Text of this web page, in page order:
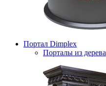
Портал Dimplex
Порталы из дерева